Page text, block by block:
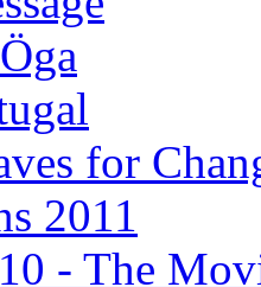
for
2011
- The